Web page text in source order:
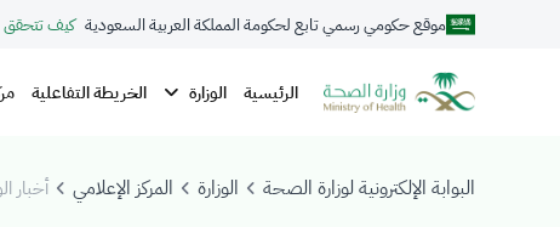
موقع حكومي رسمي تابع لحكومة المملكة العربية السعودية كيف تتحقق
الرئيسية الوزارة الخريطة التفاعلية
البوابة الإلكترونية لوزارة الصحة الوزارة المركز الإعلامي أخبار